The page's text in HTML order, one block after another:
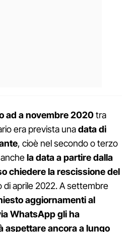
ad a novembre 2020tra
era prevista unadata di
, cioè nel secondo o terzo
la data a partire dalla
chiedere la rescissione del
di aprile 2022. A settembre
aggiornamenti al
WhatsApp gli ha
aspettare ancora a lungo